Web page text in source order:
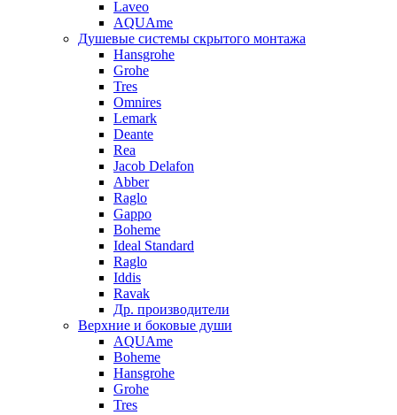
Laveo
AQUAme
Душевые системы скрытого монтажа
Hansgrohe
Grohe
Tres
Omnires
Lemark
Deante
Rea
Jacob Delafon
Abber
Raglo
Gappo
Boheme
Ideal Standard
Raglo
Iddis
Ravak
Др. производители
Верхние и боковые души
AQUAme
Boheme
Hansgrohe
Grohe
Tres